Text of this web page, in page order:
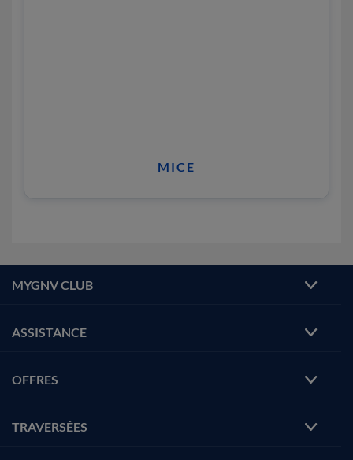
MICE
MYGNV CLUB
ASSISTANCE
OFFRES
TRAVERSÉES